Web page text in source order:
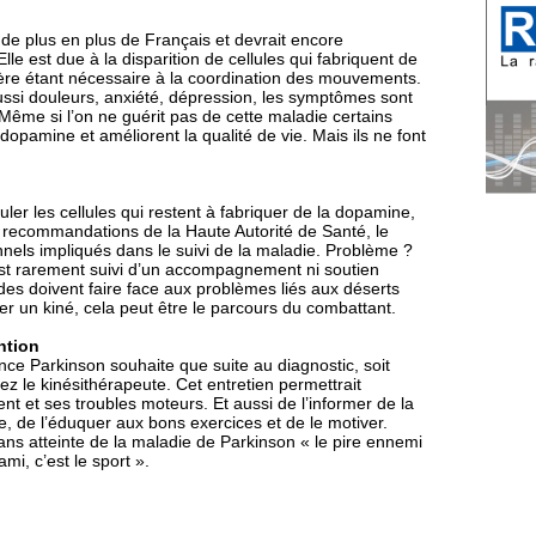
plus en plus de Français et devrait encore
est due à la disparition de cellules qui fabriquent de
étant nécessaire à la coordination des mouvements.
douleurs, anxiété, dépression, les symptômes sont
si l’on ne guérit pas de cette maladie certains
et améliorent la qualité de vie. Mais ils ne font
les cellules qui restent à fabriquer de la dopamine,
de la Haute Autorité de Santé, le
impliqués dans le suivi de la maladie. Problème ?
rarement suivi d’un accompagnement ni soutien
doivent faire face aux problèmes liés aux déserts
un kiné, cela peut être le parcours du combattant.
Parkinson souhaite que suite au diagnostic, soit
le kinésithérapeute. Cet entretien permettrait
et ses troubles moteurs. Et aussi de l’informer de la
de l’éduquer aux bons exercices et de le motiver.
atteinte de la maladie de Parkinson « le pire ennemi
c’est le sport ».